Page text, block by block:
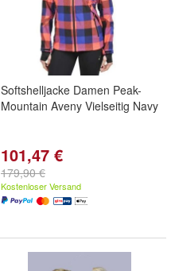
Softshelljacke Damen Peak-
Mountain Aveny Vielseitig Navy
101,47 €
179,90 €
Kostenloser Versand